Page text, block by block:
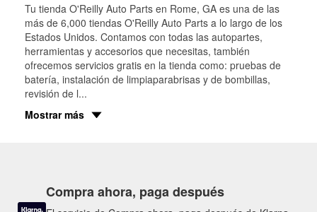
Tu tienda O'Reilly Auto Parts en Rome, GA es una de las
más de 6,000 tiendas O'Reilly Auto Parts a lo largo de los
Estados Unidos. Contamos con todas las autopartes,
herramientas y accesorios que necesitas, también
ofrecemos servicios gratis en la tienda como: pruebas de
batería, instalación de limpiaparabrisas y de bombillas,
revisión de l...
Mostrar más
Compra ahora, paga después